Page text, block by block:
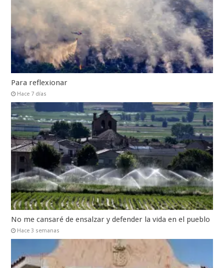
Para reflexionar
Hace 7 días
No me cansaré de ensalzar y defender la vida en el pueblo
Hace 3 semanas